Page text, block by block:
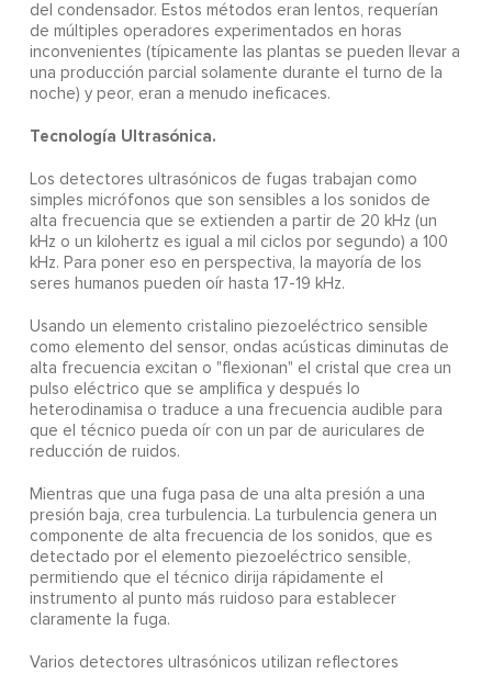
del condensador. Estos métodos eran lentos, requerían
de múltiples operadores experimentados en horas
inconvenientes (típicamente las plantas se pueden llevar a
una producción parcial solamente durante el turno de la
noche) y peor, eran a menudo ineficaces.
Tecnología Ultrasónica.
Los detectores ultrasónicos de fugas trabajan como
simples micrófonos que son sensibles a los sonidos de
alta frecuencia que se extienden a partir de 20 kHz (un
kHz o un kilohertz es igual a mil ciclos por segundo) a 100
kHz. Para poner eso en perspectiva, la mayoría de los
seres humanos pueden oír hasta 17-19 kHz.
Usando un elemento cristalino piezoeléctrico sensible
como elemento del sensor, ondas acústicas diminutas de
alta frecuencia excitan o "flexionan" el cristal que crea un
pulso eléctrico que se amplifica y después lo
heterodinamisa o traduce a una frecuencia audible para
que el técnico pueda oír con un par de auriculares de
reducción de ruidos.
Mientras que una fuga pasa de una alta presión a una
presión baja, crea turbulencia. La turbulencia genera un
componente de alta frecuencia de los sonidos, que es
detectado por el elemento piezoeléctrico sensible,
permitiendo que el técnico dirija rápidamente el
instrumento al punto más ruidoso para establecer
claramente la fuga.
Varios detectores ultrasónicos utilizan reflectores